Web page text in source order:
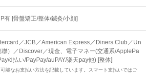
有 [骨盤矯正/整体/鍼灸/小顔]
／JCB／American Express／Diners Club／Un
）／Discover／現金、電子マネー(交通系/ApplePa
d払い/PayPay/auPAY/楽天pay他) [整体]
能なお支払い方法を記載しています。スマート支払いではご